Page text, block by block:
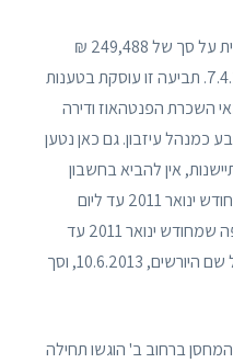
תמ"ש 13468-04-20: תביעה כספית על סך של 249,488 ₪
שהוגשה בשם התובעת ביום 7.4.2020. תביעה זו עוסקת בטענות
השכרת הפנטהאוז ודירה
כמנהל עיזבון. גם כאן נטען
11 לחוק ההתיישנות, אין להביא בחשבון
במניין ההתיישנות את התקופה שמחודש ינואר 2011 עד ליום
9.4.2013. תביעה זו מתייחס לתקופה שמחודש ינואר 2011 עד
למועד בו נרשמו הזכויות בדירות על שם היורשים, 10.6.2013, וסך
והמחסן ברחוב ב' הוגשו תחילה